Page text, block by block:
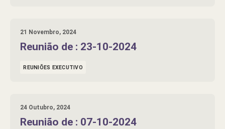
21 Novembro, 2024
Reunião de : 23-10-2024
REUNIÕES EXECUTIVO
24 Outubro, 2024
Reunião de : 07-10-2024